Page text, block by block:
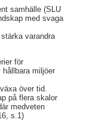
samhälle (SLU
med svaga
varandra
för
miljöer
över tid.
på flera skalor
medveten
s.1)